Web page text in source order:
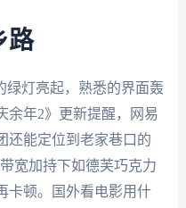
路
绿灯亮起，熟悉的界面轰
余年2》更新提醒，网易
还能定位到老家巷口的
宽加持下如德芙巧克力
卡顿。国外看电影用什